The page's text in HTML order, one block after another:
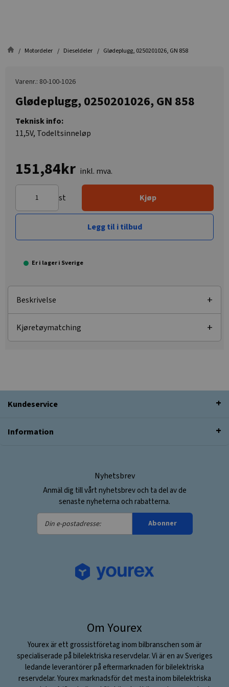
Motordeler Dieseldeler Glødeplugg, 0250201026, GN 858
Varenr.: 80-100-1026
Glødeplugg, 0250201026, GN 858
Teknisk info:
11,5V, Todeltsinneløp
151,84kr inkl. mva.
st Kjøp
Legg til i tilbud
Er i lager i Sverige
Beskrivelse
Kjøretøymatching
Kundeservice
Information
Nyhetsbrev
Anmäl dig till vårt nyhetsbrev och ta del av de
senaste nyheterna och rabatterna.
Din
e-
Abonner
Om Yourex
Yourex är ett grossistföretag inom bilbranschen som är
specialiserade på bilelektriska reservdelar. Vi är en av Sveriges
ledande leverantörer på eftermarknaden för bilelektriska
reservdelar. Yourex marknadsför det mesta inom bilelektriska